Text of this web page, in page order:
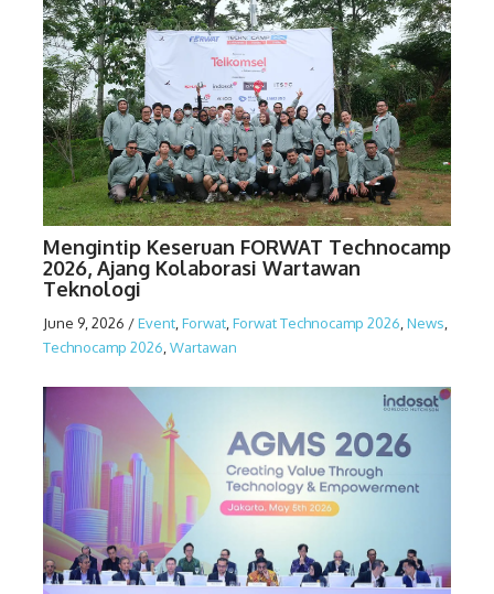
Mengintip Keseruan FORWAT Technocamp
2026, Ajang Kolaborasi Wartawan
Teknologi
June 9, 2026 /Event Forwat Forwat Technocamp 2026 News
Technocamp 2026 Wartawan